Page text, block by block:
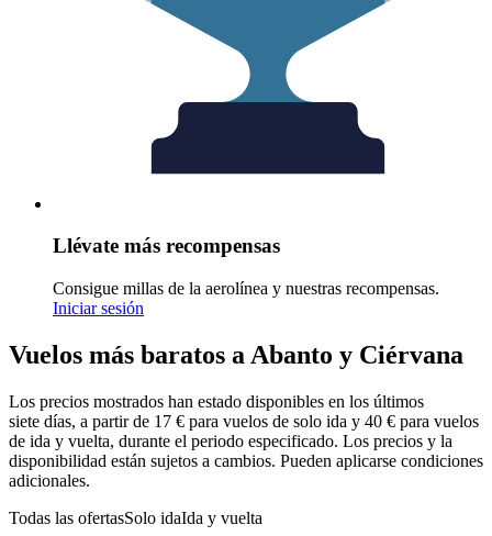
Llévate más recompensas
Consigue millas de la aerolínea y nuestras recompensas.
Iniciar sesión
Vuelos más baratos a Abanto y Ciérvana
Los precios mostrados han estado disponibles en los últimos
siete días, a partir de 17 € para vuelos de solo ida y 40 € para vuelos
de ida y vuelta, durante el periodo especificado. Los precios y la
disponibilidad están sujetos a cambios. Pueden aplicarse condiciones
adicionales.
Todas las ofertasSolo idaIda y vuelta